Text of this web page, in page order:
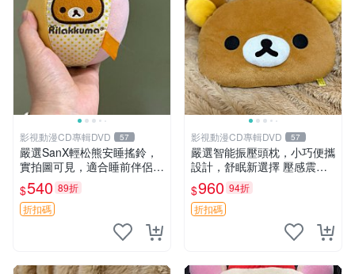
影視動漫CD專輯DVD 57
嚴選SanX輕松熊安睡搖鈴，
實拍圖可見，適合睡前伴侶，
Picks安撫好物 0325 懸吊 電
腦
$540 89折
折扣碼
影視動漫CD專輯DVD 57
嚴選智能振壓頭枕，小巧便攜
設計，舒眠新選擇 壓感震動
頭枕 確切尺寸 小巧便攜
$960 94折
折扣碼